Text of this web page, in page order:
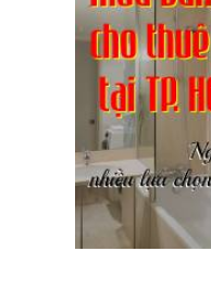
Kỹ năng(18)
Liên Thành
LỘC ĐỈNH KÝ
Nước ngoài(5)
Phi Hồ ngoại